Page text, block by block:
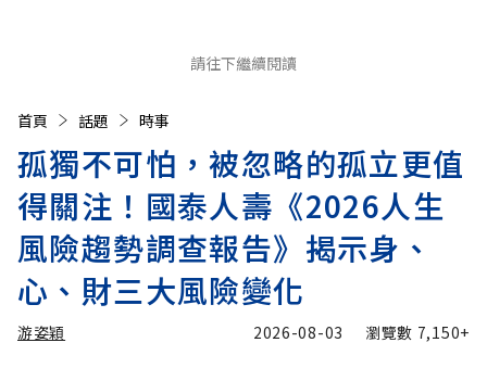
請往下繼續閱讀
首頁 話題 時事
孤獨不可怕，被忽略的孤立更值
得關注！國泰人壽《2026人生
風險趨勢調查報告》揭示身、
心、財三大風險變化
游姿穎 2026-08-03 瀏覽數 7,150+